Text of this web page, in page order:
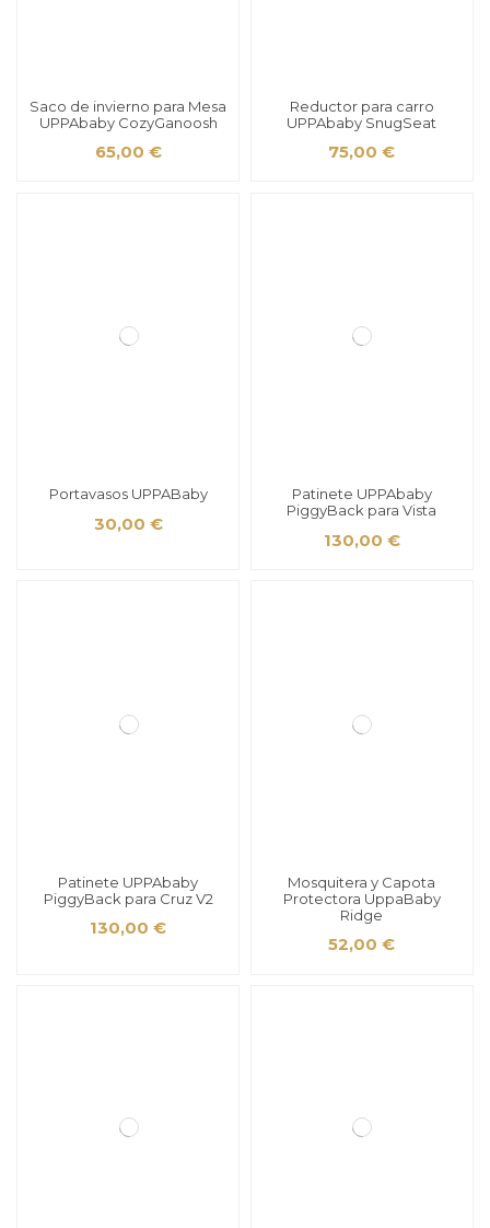
Saco de invierno para Mesa
UPPAbaby CozyGanoosh
65,00 €
Reductor para carro
UPPAbaby SnugSeat
75,00 €
Portavasos UPPABaby
30,00 €
Patinete UPPAbaby
PiggyBack para Vista
130,00 €
Patinete UPPAbaby
PiggyBack para Cruz V2
130,00 €
Mosquitera y Capota
Protectora UppaBaby
Ridge
52,00 €